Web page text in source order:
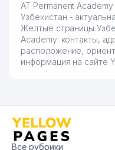
AT Permanent
Узбекистан -
Желтые страницы
Academy: контакты,
расположение,
информация на сайте
Все рубрики